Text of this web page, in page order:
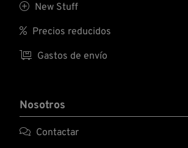
 New Stuff
 Precios reducidos
 Gastos de envío
Nosotros
 Contactar